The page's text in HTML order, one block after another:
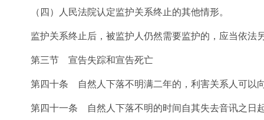
（四）人民法院认定监护关系终止的其他情形。
监护关系终止后，被监护人仍然需要监护的，应当依法
第三节 宣告失踪和宣告死亡
第四十条 自然人下落不明满二年的，利害关系人可以向
第四十一条 自然人下落不明的时间自其失去音讯之日起